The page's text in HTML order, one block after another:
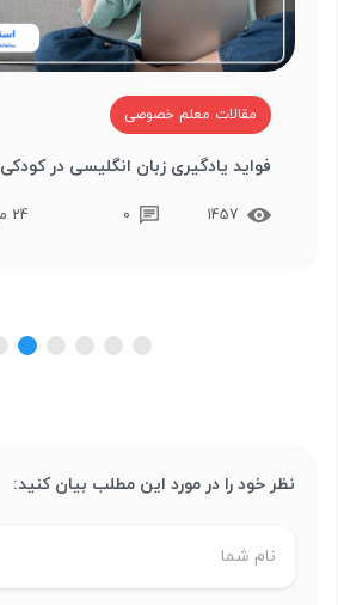
مقالات معلم خصوصی
فواید یادگیری زبان انگلیسی در کودکی
1457
0 24 مرداد 1403
نظر خود را در مورد این مطلب بیان کنید: